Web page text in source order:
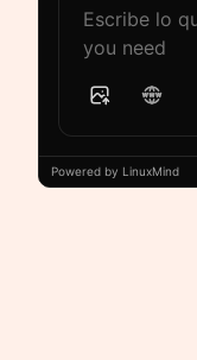
Powered by LinuxMind